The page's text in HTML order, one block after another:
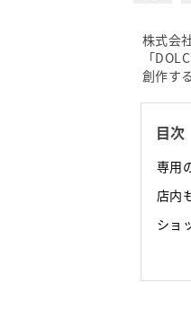
株式会
「
創作す
目次
専用
店内
ショ